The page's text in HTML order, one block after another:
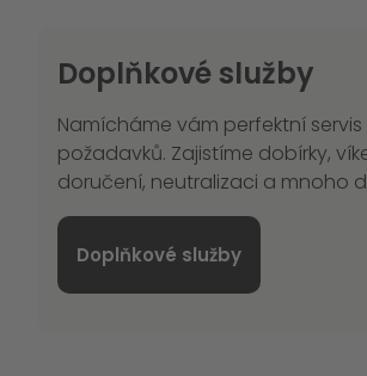
Doplňkové služby
Namícháme vám perfektní
požadavků. Zajistíme dobírky,
doručení, neutralizaci a mnoho
Doplňkové služby